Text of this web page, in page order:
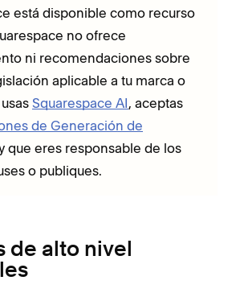
está disponible como recurso
no ofrece
ni recomendaciones sobre
aplicable a tu marca o
Squarespace AI, aceptas
de Generación de
que eres responsable de los
o publiques.
de alto nivel